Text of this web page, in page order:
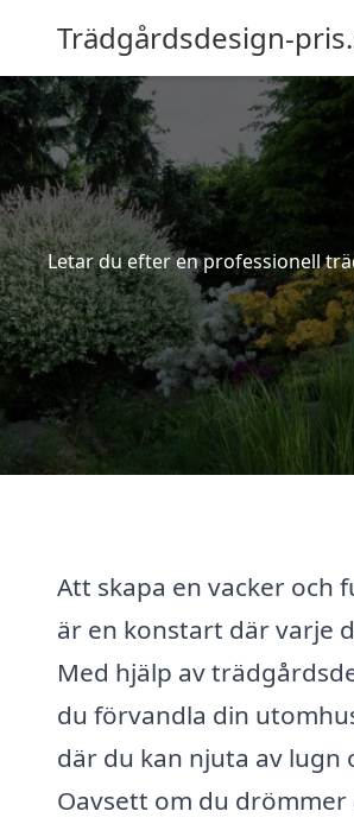
Trädgårdsdesign-
Letar du efter en professionell
Att skapa en vacker och
är en konstart där varje
Med hjälp av
du förvandla din
där du kan njuta av lugn
Oavsett om du